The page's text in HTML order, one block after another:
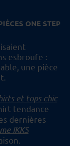
ONE STEP
esbroufe :
une pièce
et tops chic
tendance
dernières
IKKS